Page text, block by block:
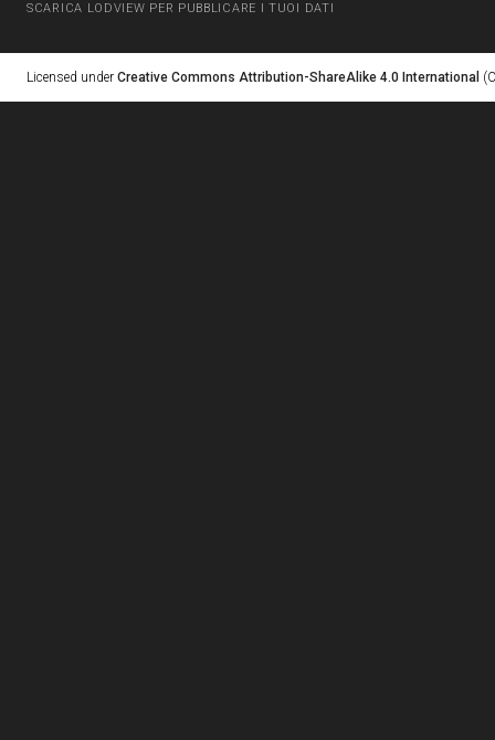
SCARICA LODVIEW PER PUBBLICARE I TUOI DATI
Licensed under Creative Commons Attribution-ShareAlike 4.0 International